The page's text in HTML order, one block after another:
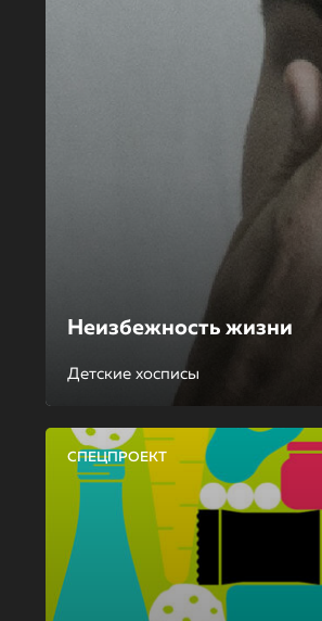
Неизбежность жизни
Детские хосписы
СПЕЦПРОЕКТ